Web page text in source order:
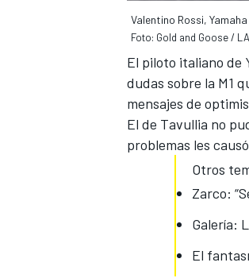
Valentino Rossi,
Foto: Gold and Goose /
El piloto italiano de
dudas sobre la M1
mensajes de
El de Tavullia no
problemas les
Otros
Zarco:
Galería:
El